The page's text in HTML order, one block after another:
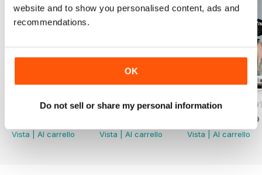
website and to show you personalised content, ads and
recommendations.
OK
Do not sell or share my personal information
iDrum August 2016
Vista
Al carrello
iDrum July 2016
Vista
Al carrello
iDrum 51 June
€2,49
Vista
Al carrello